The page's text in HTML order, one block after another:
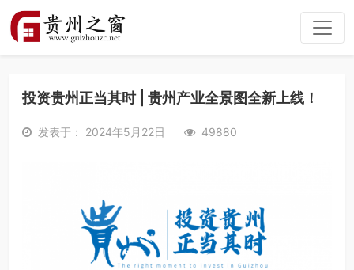
投资贵州正当其时 | 贵州产业全景图全新上线！
发表于： 2024年5月22日 49880